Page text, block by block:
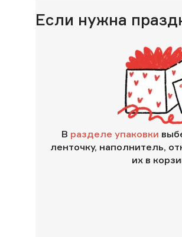
Если нужна
В разделе упаковки
ленточку, наполнитель,
их в